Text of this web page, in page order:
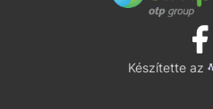
Készítette az